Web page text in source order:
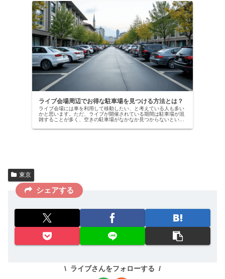
ライブ会場周辺でお得な駐車場を見つける方法とは？
ライブ会場には車を利用して移動したい、と考えている人も多い
かと思います。ただ、ライブが開催されている期間は駐車場が混
雑することが多く、空きの駐車場がなかなか見つからないという
ようやく...
東京
シェアする
ライブさんをフォローする